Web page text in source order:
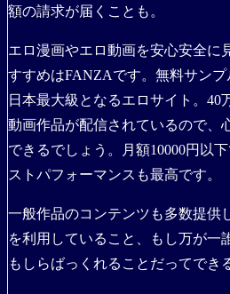
額の請求が届くことも。
エロ漫画やエロ動画を安心安全に
すすめはFANZAです。無料サン
日本最大級となるエロサイト。40
動画作品が配信されているので、
できるでしょう。月額10000円以
ストパフォーマンスも最高です。
一般作品のコンテンツも多数提供
を利用していること、もし万が一
もしらばっくれることだってでき